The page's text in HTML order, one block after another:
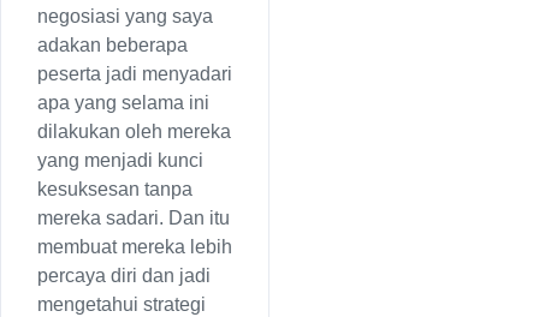
negosiasi yang saya
adakan beberapa
peserta jadi menyadari
apa yang selama ini
dilakukan oleh mereka
yang menjadi kunci
kesuksesan tanpa
mereka sadari. Dan itu
membuat mereka lebih
percaya diri dan jadi
mengetahui strategi